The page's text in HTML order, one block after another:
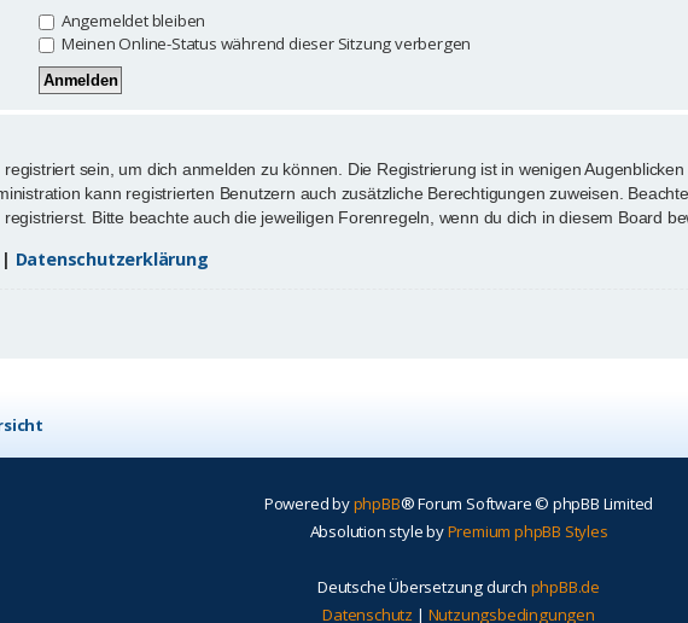
Angemeldet bleiben
Meinen Online-Status während dieser Sitzung verbergen
sein, um dich anmelden zu können. Die Registrierung ist in wenigen
kann registrierten Benutzern auch zusätzliche Berechtigungen zuweisen.
Bitte beachte auch die jeweiligen Forenregeln, wenn du dich in diesem Board
| Datenschutzerklärung
Powered byphpBB® Forum Software © phpBB Limited
Absolution style byPremium phpBB Styles
Deutsche Übersetzung durch phpBB.de
Datenschutz | Nutzungsbedingungen